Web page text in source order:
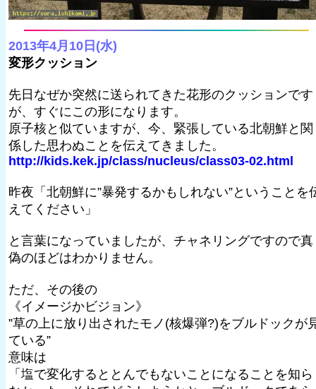
2013年4月10日(水)
変形クッション
先日なぜか突然に送られてきた花形のクッションです
が、すぐにこの形になります。
原子核と似ていますが、今、緊張している北朝鮮と関
係した思わぬことを伝えてきました。
http://kids.kek.jp/class/nucleus/class03-02.html
昨夜「北朝鮮に”暴発するかもしれない”ということを
えてください」
と言葉になっていましたが、チャネリングですので真
偽のほどはわかりません。
ただ、その後の
《イメージかビジョン》
”草の上に放り出されたモノ(核爆弾?)をブルドックが
ている”
意味は
「塩で変化するととんでもないことになることを知ら